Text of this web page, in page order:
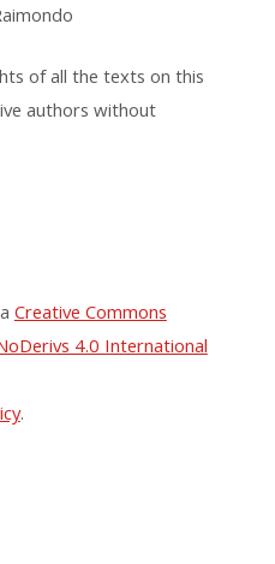
of all the texts on this
authors without
Creative Commons
4.0 International
.